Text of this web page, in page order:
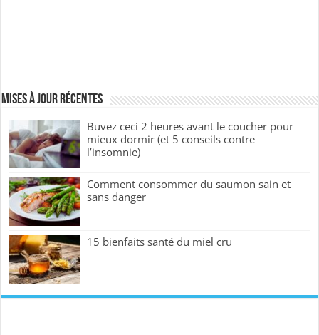
Mises à jour récentes
Buvez ceci 2 heures avant le coucher pour
mieux dormir (et 5 conseils contre
l’insomnie)
Comment consommer du saumon sain et
sans danger
15 bienfaits santé du miel cru